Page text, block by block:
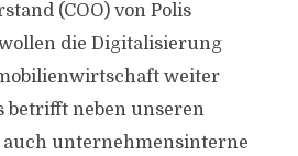
(COO) von Polis
die Digitalisierung
weiter
betrifft neben unseren
unternehmensinterne